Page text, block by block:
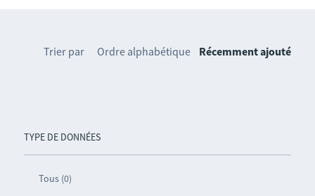
TYPE DE DONNÉES
Tous (0)
Trier par Ordre alphabétique Récemment ajouté